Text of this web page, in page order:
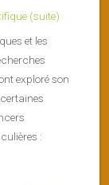
(suite)
et les
exploré son
: